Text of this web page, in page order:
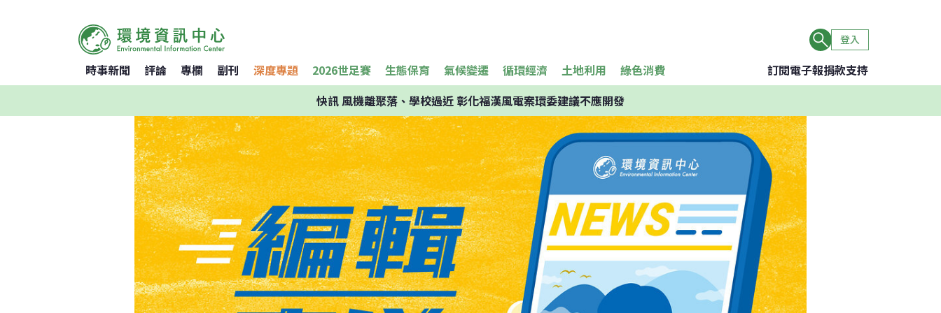
登入
時事新聞 評論 專欄 副刊 深度專題 2026世足賽 生態保育 氣候變遷 循環經濟 土地利用 綠色消費 訂閱電子報捐款支持
快訊風機離聚落、學校過近 彰化福漢風電案環委建議不應開發